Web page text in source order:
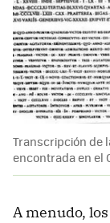
Transcripción de
encontrada en el
A menudo,